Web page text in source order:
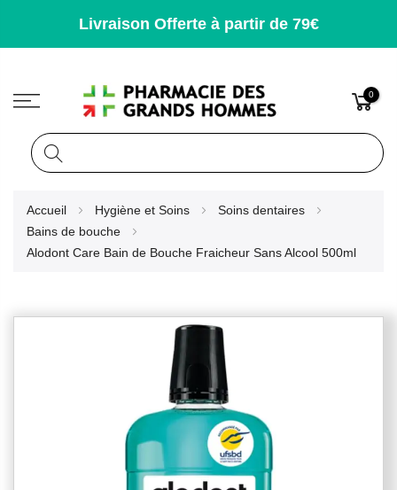
Livraison Offerte à partir de 79€
0
Accueil Hygiène et Soins
Soins dentaires
Bains de bouche
Alodont Care Bain de Bouche Fraicheur Sans Alcool 500ml